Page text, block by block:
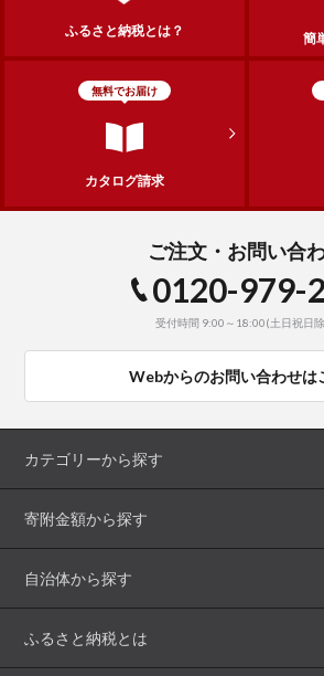
ふるさと納税とは？ 簡
無料でお届け
カタログ請求
ご注文・お問い合
0120-979-
受付時間 9:00～18:00(土日祝日
Webからのお問い合わせは
カテゴリーから探す
寄附金額から探す
自治体から探す
ふるさと納税とは